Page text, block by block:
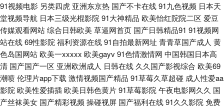
肏 爱豆传媒免费播放 蜜臀一二三 色老大网站在线观看 91n色域 91尤物国产
视频 国产美女福利导航 欧美久久成人精品 蜜桃美女福利社 天天透伊人 91网
视频 东方影库av免费看 狼友大香蕉 日韩三级www 自拍在线国产区 91视屏
在线地址发布网 福利导航偷拍 欧美黄色一级纯黄网络 影音先锋中文字幕无
91视频电影 另类四虎 亚洲东京热 国产不卡在线91九色视频 日本天
堂视频导航 日本三级光棍影院 91大神精品 欧美怡红院院二区 爱豆
传媒观看网站综合日韩欧美草逼网首页 国产日韩精品91 91视频网
站在线69性影院 福利资源在线91自拍最新网址 青青草国产成人 黄
色岛国网站 欧美一xxxxx 欧美gayv91色情激情网 中国韩国日本高
清 国产国产一区 亚洲欧洲成人 日韩在线 久久国产影视综合 欧美69
潮喷伦理片app下载 激情视频国产精品 91草莓久草超碰 成人性爱aa
影院 欧美性爱插插 欧美日韩色黄片91草莓影院 午夜电影网久久 国
产丝袜美女 国产精彩视频 操碰视屏 国产福利在线91久久影院 免费